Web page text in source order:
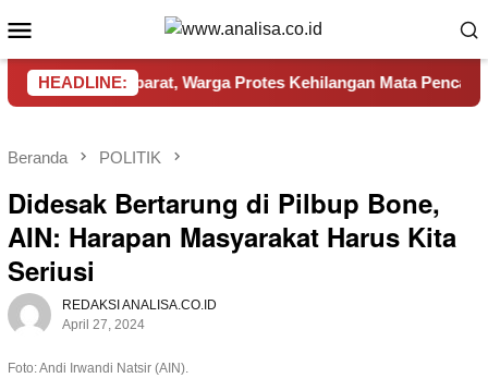
ke
kontenMobile
HEADLINE:
Dibakar Aparat, Warga Protes Kehilangan Mata
Beranda POLITIK
Didesak Bertarung di Pilbup Bone,
AIN: Harapan Masyarakat Harus Kita
Seriusi
REDAKSI ANALISA.CO.ID
April 27, 2024
Foto: Andi Irwandi Natsir (AIN).